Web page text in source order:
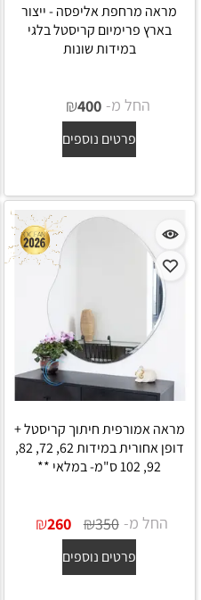
מראה מרחפת אליפסה - ייצור
בארץ פרימיום קריסטל בלגי
במידות שונות
החל מ- ₪400
פרטים נוספים
מראה אמורפית חיתוך קריסטל +
דופן אחורית במידות 62, 72, 82,
92, 102 ס"מ- במלאי **
החל מ- ₪350
₪260
פרטים נוספים